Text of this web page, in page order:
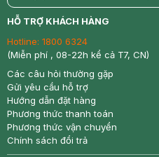
return nowfree
HỖ TRỢ KHÁCH HÀNG
Hotline: 1800 6324
(Miễn phí , 08-22h kể cả T7, CN)
Các câu hỏi thường gặp
Gửi yêu cầu hỗ trợ
Hướng dẫn đặt hàng
Phương thức thanh toán
Phương thức vận chuyển
Chính sách đổi trả